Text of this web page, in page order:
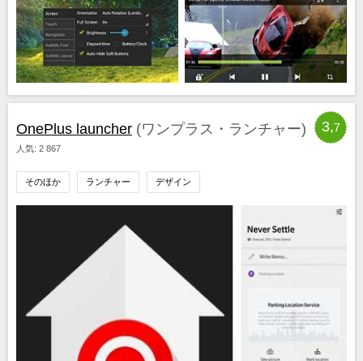
3,7
OnePlus launcher (ワンプラス・ランチャー)
人気: 2 867
そのほか ランチャー デザイン